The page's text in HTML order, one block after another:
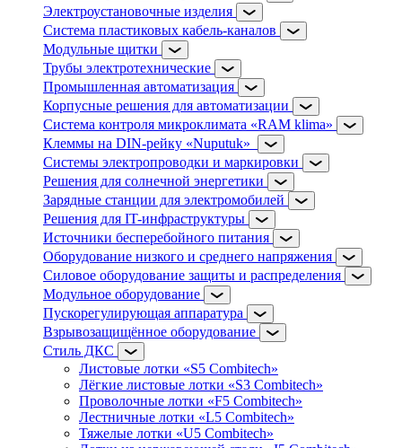
Электроустановочные изделия
Система пластиковых кабель-каналов
Модульные щитки
Трубы электротехнические
Промышленная автоматизация
Корпусные решения для автоматизации
Система контроля микроклимата «RAM klima»
Клеммы на DIN-рейку «Nuputuk»
Системы электропроводки и маркировки
Решения для солнечной энергетики
Зарядные станции для электромобилей
Решения для IT-инфраструктуры
Источники бесперебойного питания
Оборудование низкого и среднего напряжения
Силовое оборудование защиты и распределения
Модульное оборудование
Пускорегулирующая аппаратура
Взрывозащищённое оборудование
Стиль ДКС
Листовые лотки «S5 Combitech»
Лёгкие листовые лотки «S3 Combitech»
Проволочные лотки «F5 Combitech»
Лестничные лотки «L5 Combitech»
Тяжелые лотки «U5 Combitech»